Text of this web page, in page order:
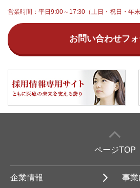
営業時間：平日9:00～17:30（土日・祝日・年末
お問い合わせフ
ページTOP
企業情報 事業